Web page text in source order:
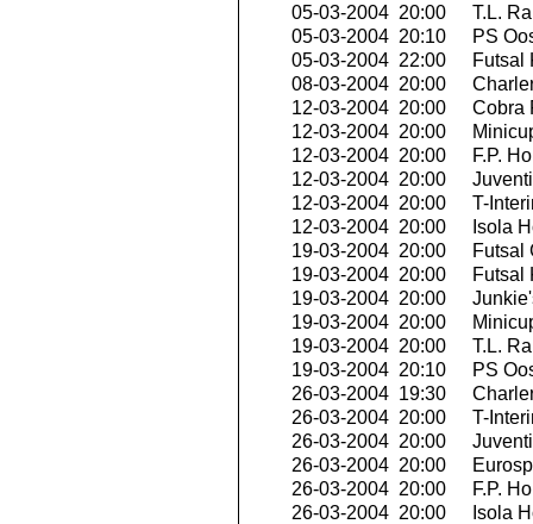
05-03-2004 20:00
T.L.
05-03-2004 20:10
PS
05-03-2004 22:00
Futsal
08-03-2004 20:00
12-03-2004 20:00
Cobra
12-03-2004 20:00
12-03-2004 20:00
F.P.
12-03-2004 20:00
12-03-2004 20:00
T-
12-03-2004 20:00
Isola
19-03-2004 20:00
Futsal
19-03-2004 20:00
Futsal
19-03-2004 20:00
19-03-2004 20:00
19-03-2004 20:00
T.L.
19-03-2004 20:10
PS
26-03-2004 19:30
26-03-2004 20:00
T-
26-03-2004 20:00
26-03-2004 20:00
26-03-2004 20:00
F.P.
26-03-2004 20:00
Isola